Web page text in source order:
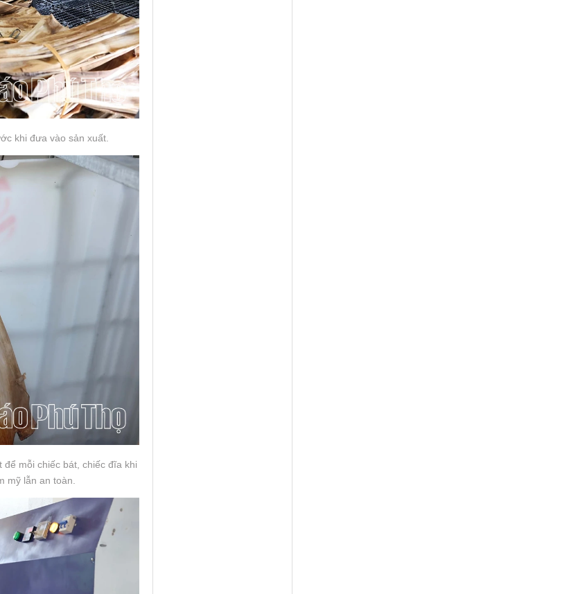
khi đưa vào sản xuất.
mỗi chiếc bát, chiếc đĩa khi
mỹ lẫn an toàn.